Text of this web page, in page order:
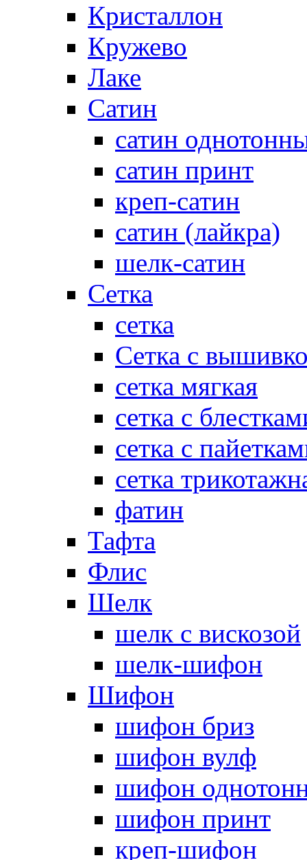
Кристаллон
Кружево
Лаке
Сатин
сатин
сатин принт
креп-сатин
сатин (лайкра)
шелк-сатин
Сетка
сетка
Сетка с
сетка мягкая
сетка с
сетка с
сетка
фатин
Тафта
Флис
Шелк
шелк с вискозой
шелк-шифон
Шифон
шифон бриз
шифон вулф
шифон
шифон принт
креп-шифон